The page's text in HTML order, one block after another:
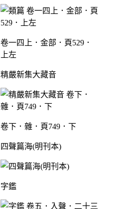
卷一四上．金部．頁529．
上左
精嚴新集大藏音
卷下．雜．頁749．下
四聲篇海(明刊本)
字鑑